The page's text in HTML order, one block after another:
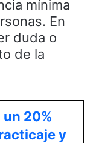
mínima
En
duda o
de la
un 20%
y